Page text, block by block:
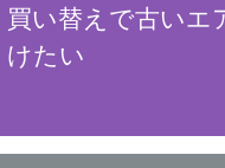
買い替えで古いエ
けたい